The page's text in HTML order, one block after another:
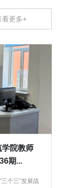
看更多+
学院教师
36期...
个三”发展战